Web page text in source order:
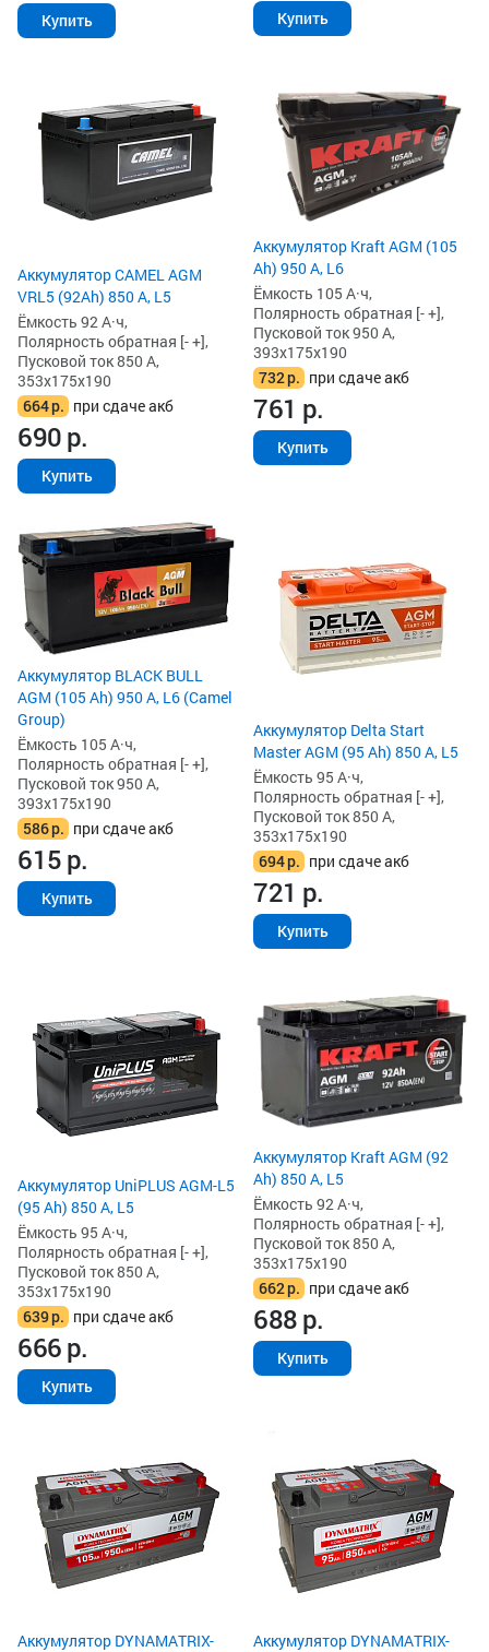
Купить Купить
Аккумулятор CAMEL AGM
VRL5 (92Ah) 850 А, L5
Ёмкость 92 А·ч,
Полярность обратная [- +],
Пусковой ток 850 А,
353x175x190
664р. при сдаче акб
690р.
Купить
Аккумулятор Kraft AGM (105
Ah) 950 А, L6
Ёмкость 105 А·ч,
Полярность обратная [- +],
Пусковой ток 950 А,
393x175x190
732р. при сдаче акб
761 р.
Купить
Аккумулятор BLACK BULL
AGM (105 Ah) 950 А, L6 (Camel
Group)
Ёмкость 105 А·ч,
Полярность обратная [- +],
Пусковой ток 950 А,
393x175x190
586р. при сдаче акб
615р.
Купить
Аккумулятор Delta Start
Master AGM (95 Ah) 850 А, L5
Ёмкость 95 А·ч,
Полярность обратная [- +],
Пусковой ток 850 А,
353x175x190
694р. при сдаче акб
721 р.
Купить
Аккумулятор UniPLUS AGM-L5
(95 Ah) 850 А, L5
Ёмкость 95 А·ч,
Полярность обратная [- +],
Пусковой ток 850 А,
353x175x190
639р. при сдаче акб
666р.
Купить
Аккумулятор Kraft AGM (92
Ah) 850 А, L5
Ёмкость 92 А·ч,
Полярность обратная [- +],
Пусковой ток 850 А,
353x175x190
662р. при сдаче акб
688р.
Купить
Аккумулятор DYNAMATRIX-
Аккумулятор DYNAMATRIX-